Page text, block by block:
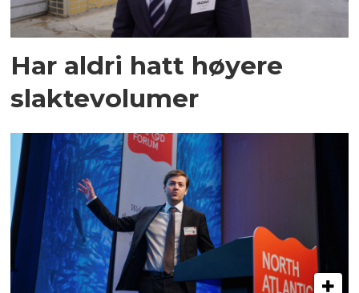
Har aldri hatt høyere
slaktevolumer